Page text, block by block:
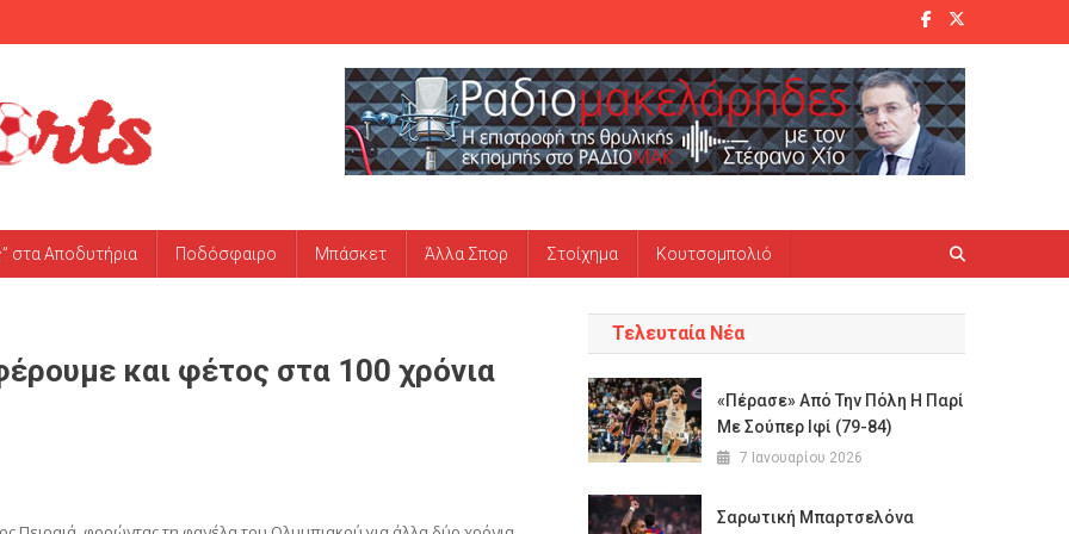
στα Αποδυτήρια Ποδόσφαιρο Μπάσκετ Άλλα Σπορ Στοίχημα Κουτσομπολιό
και φέτος στα 100 χρόνια
Τελευταία Νέα
«Πέρασε» Από Την Πόλη Η Παρί
Με Σούπερ Ιφί (79-84)
7 Ιανουαρίου 2026
Σαρωτική Μπαρτσελόνα